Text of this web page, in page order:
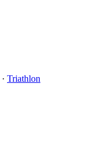
· Triathlon